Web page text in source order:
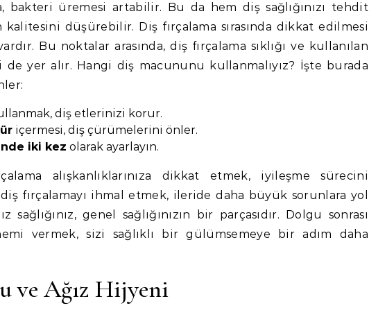
bakteri üremesi artabilir. Bu da hem diş sağlığınızı tehdit
düşürebilir. Diş fırçalama sırasında dikkat edilmesi
Bu noktalar arasında, diş fırçalama sıklığı ve kullanılan
yer alır. Hangi diş macununu kullanmalıyız? İşte burada
diş etlerinizi korur.
içermesi, diş çürümelerini önler.
iki kez olarak ayarlayın.
alışkanlıklarınıza dikkat etmek, iyileşme sürecini
diş fırçalamayı ihmal etmek, ileride daha büyük sorunlara yol
sağlığınız, genel sağlığınızın bir parçasıdır. Dolgu sonrası
vermek, sizi sağlıklı bir gülümsemeye bir adım daha
ve Ağız Hijyeni